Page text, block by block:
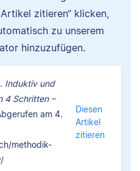
zitieren“ klicken,
zu unserem
hinzuzufügen.
Induktiv und
4 Schritten –
am 4.
methodik-
Diesen
Artikel
zitieren